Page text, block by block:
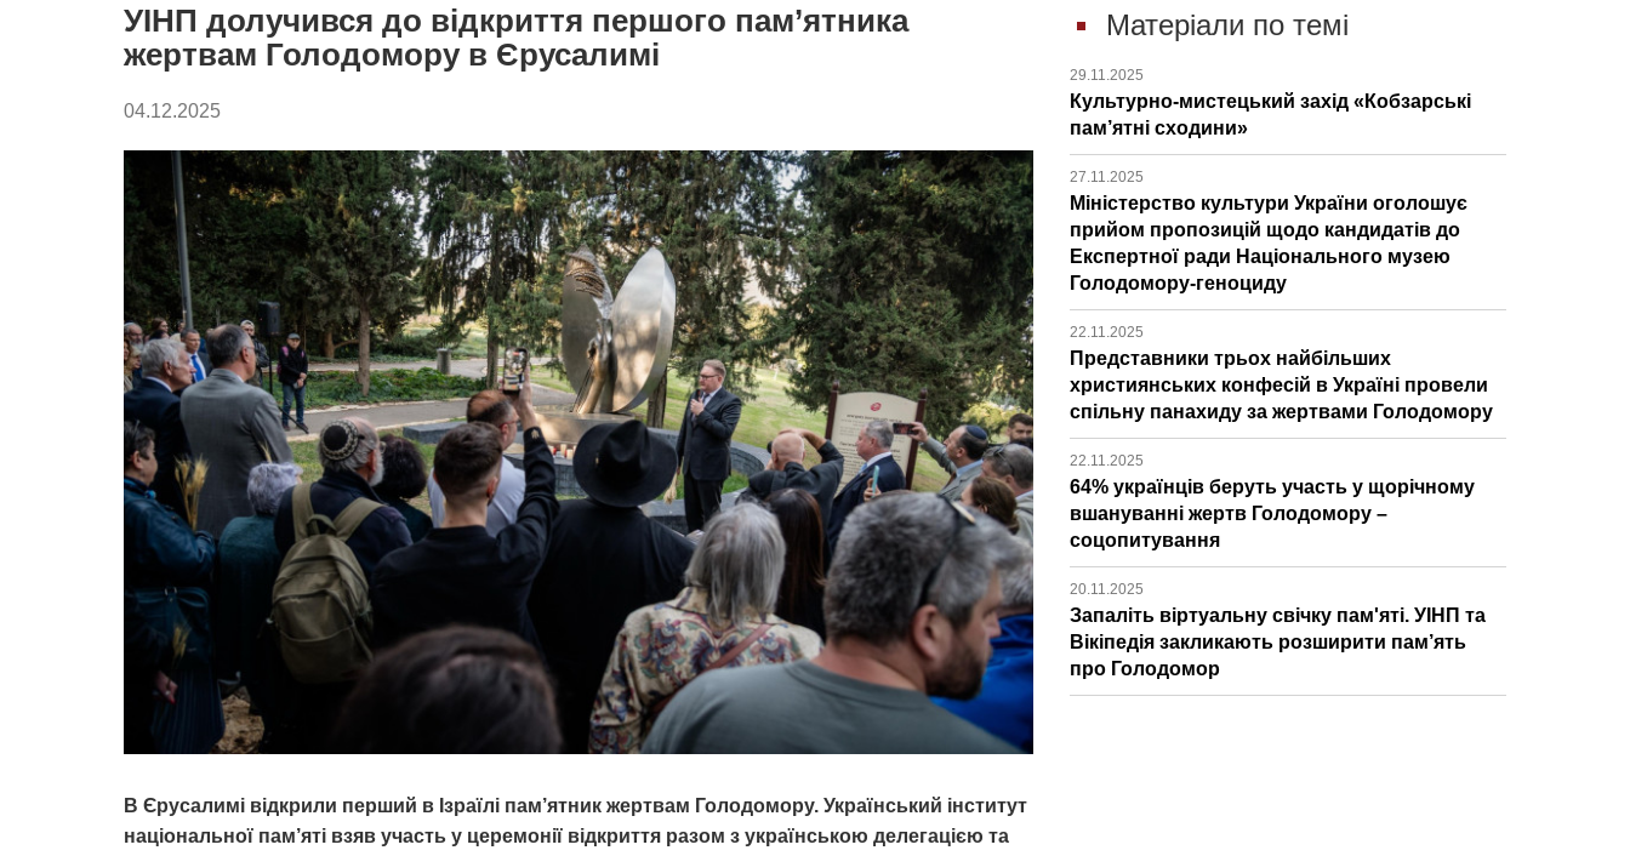
УІНП долучився до відкриття першого пам’ятника
жертвам Голодомору в Єрусалимі
04.12.2025
В Єрусалимі відкрили перший в Ізраїлі пам’ятник жертвам Голодомору. Український інститут
національної пам’яті взяв участь у церемонії відкриття разом з українською делегацією та
Матеріали по темі
29.11.2025
Культурно-мистецький захід «Кобзарські
пам’ятні сходини»
27.11.2025
Міністерство культури України оголошує
прийом пропозицій щодо кандидатів до
Експертної ради Національного музею
Голодомору-геноциду
22.11.2025
Представники трьох найбільших
християнських конфесій в Україні провели
спільну панахиду за жертвами Голодомору
22.11.2025
64% українців беруть участь у щорічному
вшануванні жертв Голодомору –
соцопитування
20.11.2025
Запаліть віртуальну свічку пам'яті. УІНП та
Вікіпедія закликають розширити пам’ять
про Голодомор